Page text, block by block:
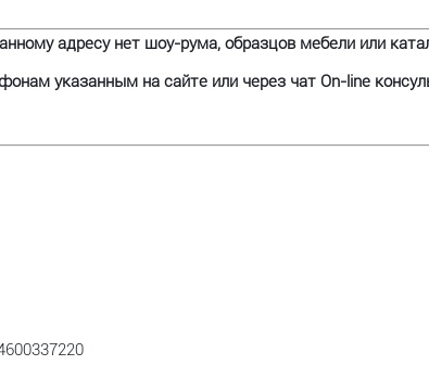
адресу нет шоу-рума, образцов мебели или
указанным на сайте или через чат On-line